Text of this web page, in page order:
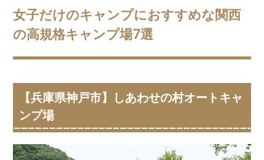
女子だけのキャンプにおすすめな関西
の高規格キャンプ場7選
【兵庫県神戸市】しあわせの村オートキャ
ンプ場